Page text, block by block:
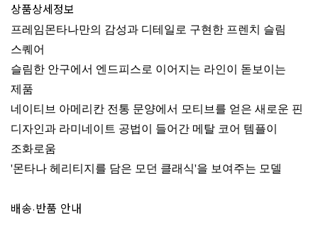
상품상세정보
프레임몬타나만의 감성과 디테일로 구현한 프렌치 슬림
스퀘어
슬림한 안구에서 엔드피스로 이어지는 라인이 돋보이는
제품
네이티브 아메리칸 전통 문양에서 모티브를 얻은 새로운 핀
디자인과 라미네이트 공법이 들어간 메탈 코어 템플이
조화로움
'몬타나 헤리티지를 담은 모던 클래식'을 보여주는 모델
배송·반품 안내